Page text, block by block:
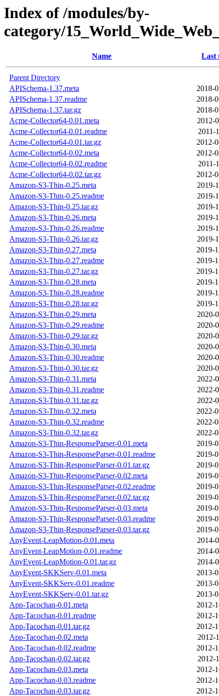
Index of /modules/by-
category/
Name Last
Parent Directory
APISchema-1.37.meta
2018-
APISchema-1.37.readme
2018-
APISchema-1.37.tar.gz
2018-
Acme-Collector64-0.01.meta
2012-
Acme-Collector64-0.01.readme
2011-
Acme-Collector64-0.01.tar.gz
2012-
Acme-Collector64-0.02.meta
2012-
Acme-Collector64-0.02.readme
2011-
Acme-Collector64-0.02.tar.gz
2012-
Amazon-S3-Thin-0.25.meta
2019-
Amazon-S3-Thin-0.25.readme
2019-
Amazon-S3-Thin-0.25.tar.gz
2019-
Amazon-S3-Thin-0.26.meta
2019-
Amazon-S3-Thin-0.26.readme
2019-
Amazon-S3-Thin-0.26.tar.gz
2019-
Amazon-S3-Thin-0.27.meta
2019-
Amazon-S3-Thin-0.27.readme
2019-
Amazon-S3-Thin-0.27.tar.gz
2019-
Amazon-S3-Thin-0.28.meta
2019-
Amazon-S3-Thin-0.28.readme
2019-
Amazon-S3-Thin-0.28.tar.gz
2019-
Amazon-S3-Thin-0.29.meta
2020-
Amazon-S3-Thin-0.29.readme
2020-
Amazon-S3-Thin-0.29.tar.gz
2020-
Amazon-S3-Thin-0.30.meta
2020-
Amazon-S3-Thin-0.30.readme
2020-
Amazon-S3-Thin-0.30.tar.gz
2020-
Amazon-S3-Thin-0.31.meta
2022-
Amazon-S3-Thin-0.31.readme
2022-
Amazon-S3-Thin-0.31.tar.gz
2022-
Amazon-S3-Thin-0.32.meta
2022-
Amazon-S3-Thin-0.32.readme
2022-
Amazon-S3-Thin-0.32.tar.gz
2022-
Amazon-S3-Thin-ResponseParser-0.01.meta
2019-
Amazon-S3-Thin-ResponseParser-0.01.readme
2019-
Amazon-S3-Thin-ResponseParser-0.01.tar.gz
2019-
Amazon-S3-Thin-ResponseParser-0.02.meta
2019-
Amazon-S3-Thin-ResponseParser-0.02.readme
2019-
Amazon-S3-Thin-ResponseParser-0.02.tar.gz
2019-
Amazon-S3-Thin-ResponseParser-0.03.meta
2019-
Amazon-S3-Thin-ResponseParser-0.03.readme
2019-
Amazon-S3-Thin-ResponseParser-0.03.tar.gz
2019-
AnyEvent-LeapMotion-0.01.meta
2014-
AnyEvent-LeapMotion-0.01.readme
2014-
AnyEvent-LeapMotion-0.01.tar.gz
2014-
AnyEvent-SKKServ-0.01.meta
2013-
AnyEvent-SKKServ-0.01.readme
2013-
AnyEvent-SKKServ-0.01.tar.gz
2013-
App-Tacochan-0.01.meta
2012-
App-Tacochan-0.01.readme
2012-
App-Tacochan-0.01.tar.gz
2012-
App-Tacochan-0.02.meta
2012-
App-Tacochan-0.02.readme
2012-
App-Tacochan-0.02.tar.gz
2012-
App-Tacochan-0.03.meta
2012-
App-Tacochan-0.03.readme
2012-
App-Tacochan-0.03.tar.gz
2012-